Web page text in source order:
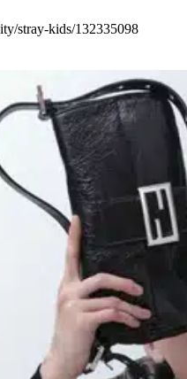
stray-kids/132335098